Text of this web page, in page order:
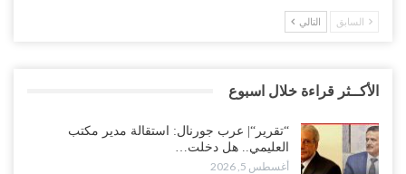
السابق التالي
الأكــثر قراءة خلال اسبوع
“تقرير“| عرب جورنال: استقالة مدير مكتب
العليمي.. هل دخلت…
أغسطس 5, 2026